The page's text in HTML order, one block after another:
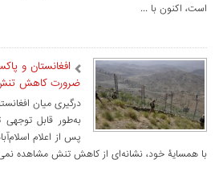
است، اکنون با ...
افغانستان و
ضرورت کاهش
درگیری میان
به‌طور قابل
پس از اعلام
با همسایۀ خود، نشانه‌ای از کاهش تنش مشاهده